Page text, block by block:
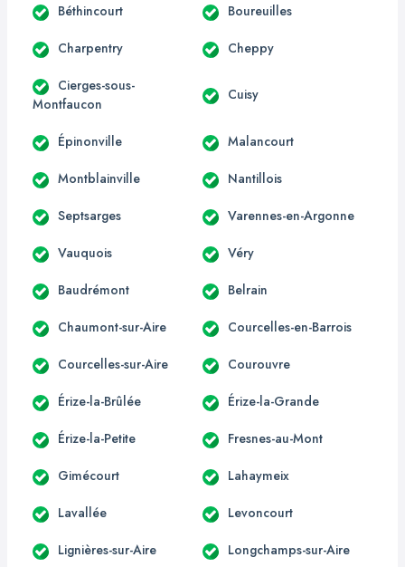
Béthincourt Boureuilles
Charpentry Cheppy
Cierges-sous-
Montfaucon
Cuisy
Épinonville Malancourt
Montblainville Nantillois
Septsarges Varennes-en-Argonne
Vauquois Véry
Baudrémont Belrain
Chaumont-sur-Aire Courcelles-en-Barrois
Courcelles-sur-Aire Courouvre
Érize-la-Brûlée Érize-la-Grande
Érize-la-Petite Fresnes-au-Mont
Gimécourt Lahaymeix
Lavallée Levoncourt
Lignières-sur-Aire Longchamps-sur-Aire